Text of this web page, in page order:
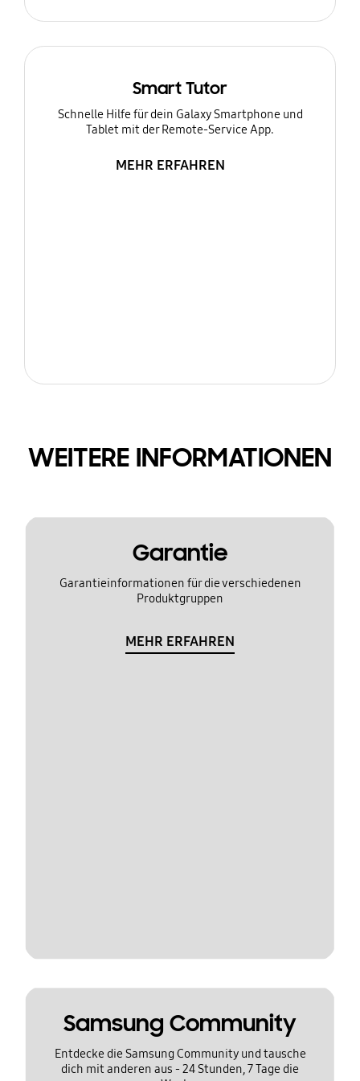
Smart Tutor
Schnelle Hilfe für dein Galaxy Smartphone und
Tablet mit der Remote-Service App.
MEHR ERFAHREN
WEITERE INFORMATIONEN
Garantie
Garantieinformationen für die verschiedenen
Produktgruppen
MEHR ERFAHREN
Samsung Community
Entdecke die Samsung Community und tausche
dich mit anderen aus - 24 Stunden, 7 Tage die